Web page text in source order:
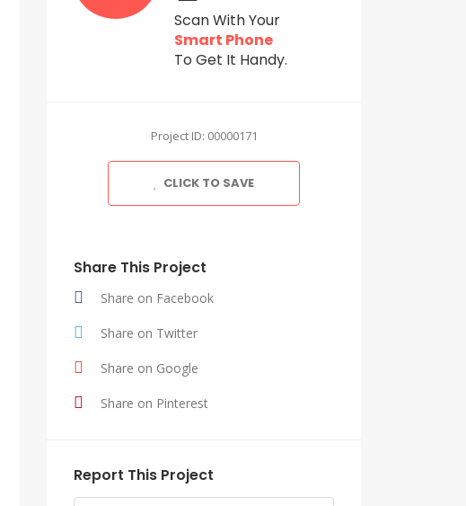
Scan With Your
Smart Phone
To Get It Handy.
Project ID: 00000171
CLICK TO SAVE
Share This Project
Share on Facebook
Share on Twitter
Share on Google
Share on Pinterest
Report This Project